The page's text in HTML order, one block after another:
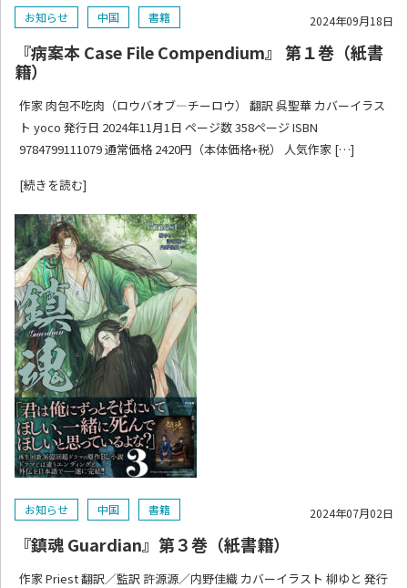
お知らせ 中国 書籍 2024年09月18日
『病案本 Case File Compendium』 第１巻（紙書
籍）
作家 肉包不吃肉（ロウバオブ―チーロウ） 翻訳 呉聖華 カバーイラス
ト yoco 発行日 2024年11月1日 ページ数 358ページ ISBN
9784799111079 通常価格 2420円（本体価格+税） 人気作家 […]
[続きを読む]
お知らせ 中国 書籍 2024年07月02日
『鎮魂 Guardian』第３巻（紙書籍）
作家 Priest 翻訳／監訳 許源源／内野佳織 カバーイラスト 柳ゆと 発行